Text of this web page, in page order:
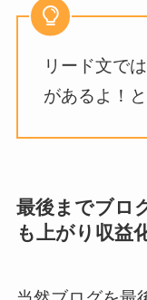
リード文で
があるよ！
最後までブロ
も上がり収益